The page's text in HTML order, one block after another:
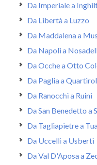
Da Imperiale a
Da Libertà a Luzzo
Da Maddalena a
Da Napoli a
Da Ocche a Otto
Da Paglia a
Da Ranocchi a Ruini
Da San Benedetto a
Da Tagliapietre a
Da Uccelli a Usberti
Da Val D'Aposa a